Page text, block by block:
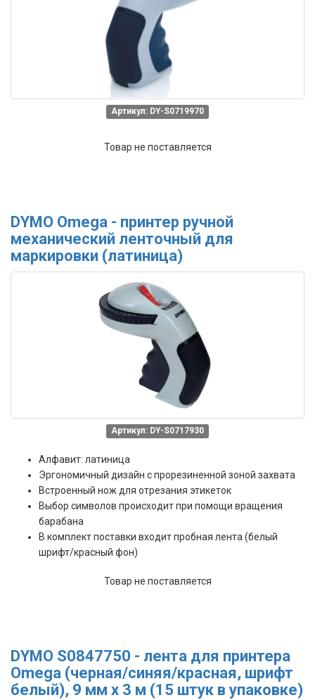
Артикул: DY-S0719970
Товар не поставляется
DYMO Omega - принтер ручной
механический ленточный для
маркировки (латиница)
Артикул: DY-S0717930
Алфавит: латиница
Эргономичный дизайн с прорезиненной зоной захвата
Встроенный нож для отрезания этикеток
Выбор символов происходит при помощи вращения
барабана
В комплект поставки входит пробная лента (белый
шрифт/красный фон)
Товар не поставляется
DYMO S0847750 - лента для принтера
Omega (черная/синяя/красная, шрифт
белый), 9 мм х 3 м (15 штук в упаковке)